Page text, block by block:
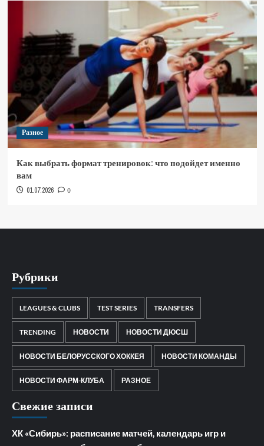
Разное
Как выбрать формат тренировок: что подойдет именно
вам
01.07.2026 0
Рубрики
LEAGUES & CLUBS TEST SERIES TRANSFERS
TRENDING НОВОСТИ НОВОСТИ ДЮСШ
НОВОСТИ БЕЛОРУССКОГО ХОККЕЯ НОВОСТИ КОМАНДЫ
НОВОСТИ ФАРМ-КЛУБА РАЗНОЕ
Свежие записи
ХК «Сибирь»: расписание матчей, календарь игр и